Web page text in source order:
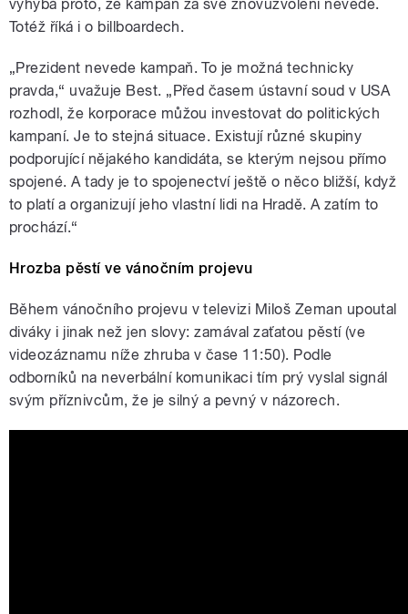
pause
vyhýbá proto, že kampaň za své znovuzvolení nevede.
Totéž říká i o billboardech.
„Prezident nevede kampaň. To je možná technicky
pravda,“ uvažuje Best. „Před časem ústavní soud v USA
rozhodl, že korporace můžou investovat do politických
kampaní. Je to stejná situace. Existují různé skupiny
podporující nějakého kandidáta, se kterým nejsou přímo
spojené. A tady je to spojenectví ještě o něco bližší, když
to platí a organizují jeho vlastní lidi na Hradě. A zatím to
prochází.“
Hrozba pěstí ve vánočním projevu
Během vánočního projevu v televizi Miloš Zeman upoutal
diváky i jinak než jen slovy: zamával zaťatou pěstí (ve
videozáznamu níže zhruba v čase 11:50). Podle
odborníků na neverbální komunikaci tím prý vyslal signál
svým příznivcům, že je silný a pevný v názorech.